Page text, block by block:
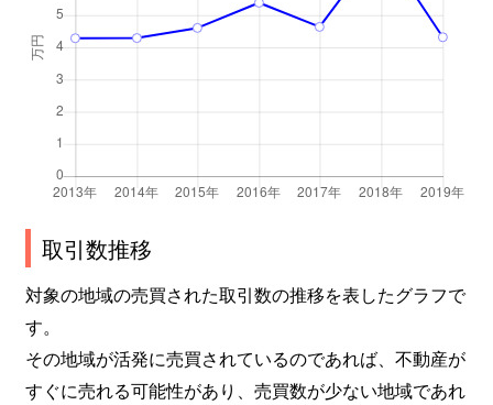
取引数推移
対象の地域の売買された取引数の推移を表したグラフで
す。
その地域が活発に売買されているのであれば、不動産が
すぐに売れる可能性があり、売買数が少ない地域であれ